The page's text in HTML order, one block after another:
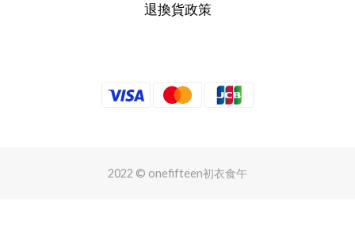
退換貨政策
2022 © onefifteen初衣食午